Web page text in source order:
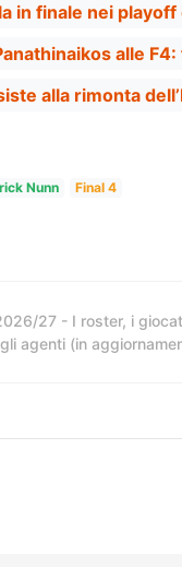
in finale nei
alle
alla rimonta
Nunn Final 4
27 - I roster, i
agenti (in